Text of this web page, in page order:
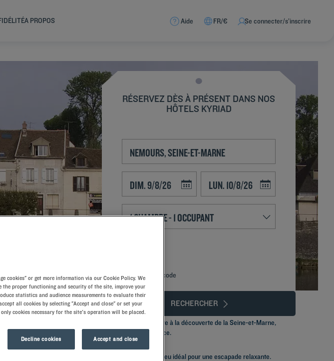
A PROPOS Aide FR/€ Se connecter/s’inscrire
RÉSERVEZ DÈS À PRÉSENT DANS NOS
HÔTELS KYRIAD
Navigate forward to interact with the calendar and select a date.
Navigate backward to interact with the
RECHERCHER
Ajouter un code
de forme sauront vous offrir le confort nécessaire à la découverte de la Seine-et-Marne,
culinaires pour un séjour gourmand en Île-de-France.
quelques kilomètres, vous trouverez
, un lieu idéal pour une escapade relaxante.
cookies" or get more information via our Cookie Policy. We
the proper functioning and security of the site, improve your
statistics and audience measurements to evaluate their
all cookies by selecting "Accept and close" or set your
cookies necessary for the site's operation will be placed.
Decline cookies Accept and close